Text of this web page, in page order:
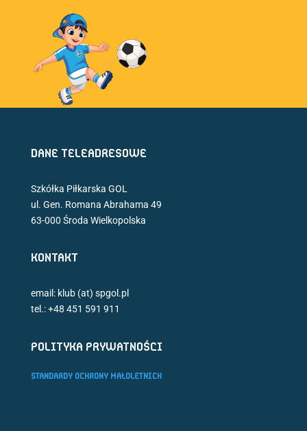
DANE TELEADRESOWE
Szkółka Piłkarska GOL
ul. Gen. Romana Abrahama 49
63-000 Środa Wielkopolska
KONTAKT
email: klub (at) spgol.pl
tel.: +48 451 591 911
POLITYKA PRYWATNOŚCI
STANDARDY OCHRONY MAŁOLETNICH